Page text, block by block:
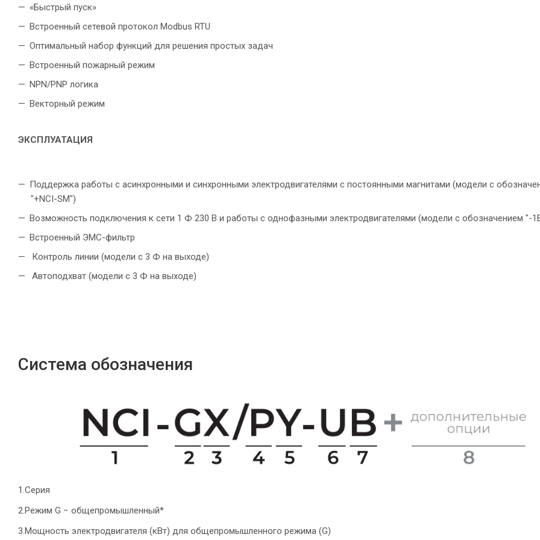
«Быстрый пуск»
Встроенный сетевой протокол Modbus RTU
Оптимальный набор функций для решения простых задач
Встроенный пожарный режим
NPN/PNP логика
Векторный режим
ЭКСПЛУАТАЦИЯ
Поддержка работы с асинхронными и синхронными электродвигателями с постоянными магнитами (модели с
"+NCI-SM")
Возможность подключения к сети 1 Ф 230 В и работы с однофазными электродвигателями (модели с обозначением "-
Встроенный ЭМС-фильтр
Контроль линии (модели с 3 Ф на выходе)
Автоподхват (модели с 3 Ф на выходе)
Система обозначения
1.Серия
2.Режим G − общепромышленный*
3.Мощность электродвигателя (кВт) для общепромышленного режима (G)